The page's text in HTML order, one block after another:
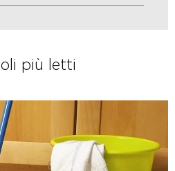
più letti